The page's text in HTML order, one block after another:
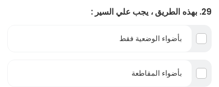
29. بهذه الطريق ، يجب علي السير :
بأضواء الوضعية فقط
بأضواء المقاطعة